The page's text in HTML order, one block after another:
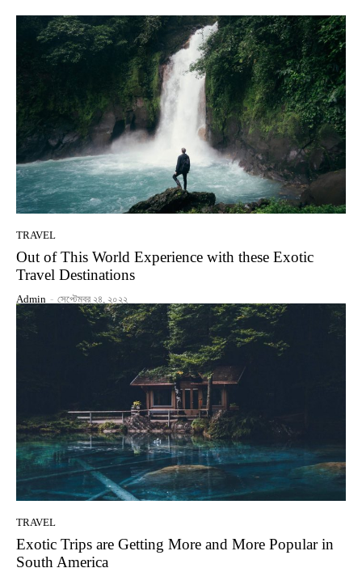
TRAVEL
Out of This World Experience with these Exotic
Travel Destinations
Admin - সেপ্টেম্বর ২৪, ২০২২
TRAVEL
Exotic Trips are Getting More and More Popular in
South America